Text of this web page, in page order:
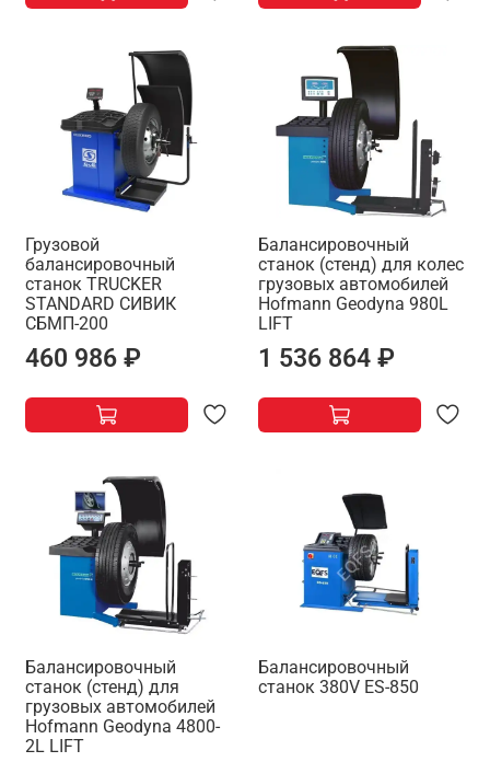
Грузовой
балансировочный
станок TRUCKER
STANDARD СИВИК
СБМП-200
460 986 ₽
Балансировочный
станок (стенд) для колес
грузовых автомобилей
Hofmann Geodyna 980L
LIFT
1 536 864 ₽
Балансировочный
станок (стенд) для
грузовых автомобилей
Hofmann Geodyna 4800-
2L LIFT
Балансировочный
станок 380V ES-850